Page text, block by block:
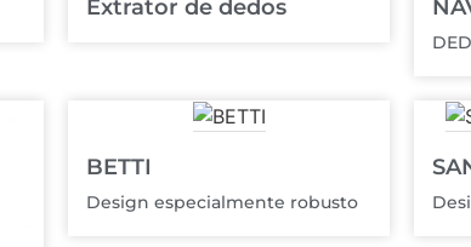
Extrator de dedos
BETTI
Design especialmente robusto